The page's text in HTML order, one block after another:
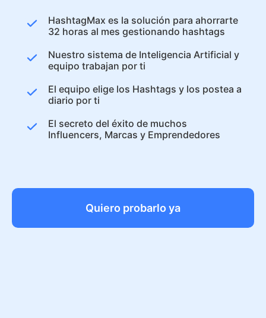
HashtagMax es la solución para ahorrarte
32 horas al mes gestionando hashtags
Nuestro sistema de Inteligencia Artificial y
equipo trabajan por ti
El equipo elige los Hashtags y los postea a
diario por ti
El secreto del éxito de muchos
Influencers, Marcas y Emprendedores
Quiero probarlo ya